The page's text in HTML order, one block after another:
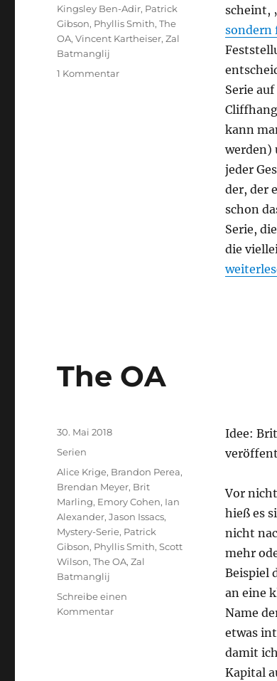
scheint,
sondern
Serie
kann
werden)
jeder
der, der
schon
Serie,
die
„The OA
Kingsley Ben-Adir, Patrick
Gibson, Phyllis Smith,The
OA,Vincent Kartheiser,Zal
Batmanglij
1 Kommentarzu
The OA
Idee:
Vor
hieß es
nicht
mehr
Beispiel
an eine
Name
etwas
damit
Kapital
Veröffentlicht
30. Mai 2018
Kategorien
Serien
Schlagwörter
Alice Krige, Brandon Perea,
Brendan Meyer, Brit
Marling, Emory Cohen, Ian
Alexander,Jason Issacs,
Mystery-Serie, Patrick
Gibson, Phyllis Smith,Scott
Wilson,The OA,Zal
Batmanglij
Schreibe einen
Kommentarzu